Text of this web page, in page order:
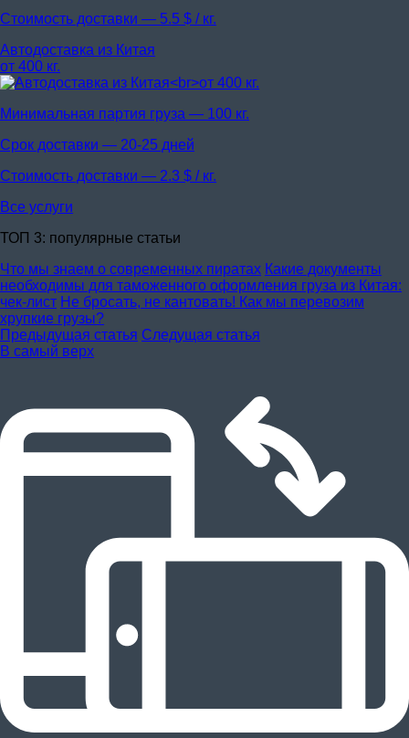
Стоимость доставки — 5.5 $ / кг.
Автодоставка из Китая
от 400 кг.
Минимальная партия груза — 100 кг.
Срок доставки — 20-25 дней
Стоимость доставки — 2.3 $ / кг.
Все услуги
ТОП 3: популярные статьи
Что мы знаем о современных пиратах Какие документы
необходимы для таможенного оформления груза из Китая:
чек-лист Не бросать, не кантовать! Как мы перевозим
хрупкие грузы?
Предыдущая статья Следущая статья
В самый верх